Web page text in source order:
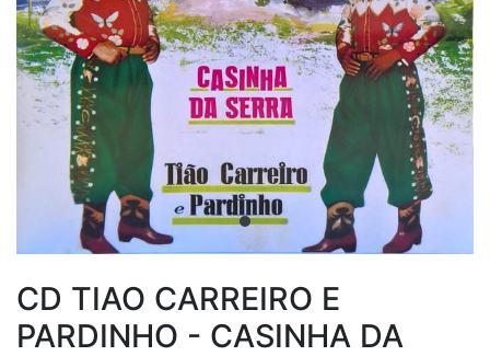
CD TIAO CARREIRO E
PARDINHO - CASINHA DA